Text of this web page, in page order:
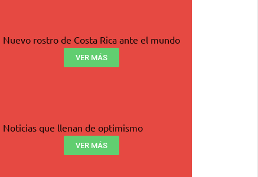
Nuevo rostro de Costa Rica ante el mundo
VER MÁS
Noticias que llenan de optimismo
VER MÁS